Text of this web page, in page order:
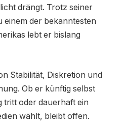
drängt. Trotz seiner
einem der bekanntesten
lebt er bislang
Stabilität, Diskretion und
Ob er künftig selbst
tritt oder dauerhaft ein
wählt, bleibt offen.